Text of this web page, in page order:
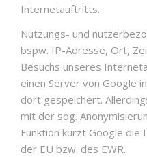
Internetauftritts.
Nutzungs- und
bspw. IP-Adresse, Ort,
Besuchs unseres
einen Server von Google
dort gespeichert.
mit der sog.
Funktion kürzt Google die
der EU bzw. des EWR.